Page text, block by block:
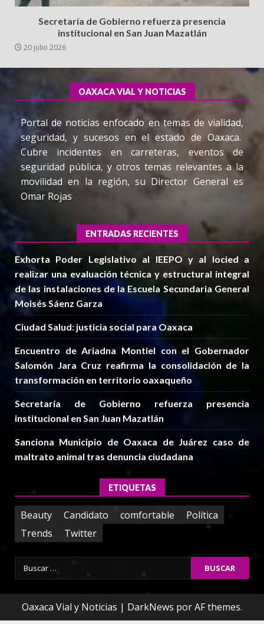
Secretaría de Gobierno refuerza presencia
institucional en San Juan Mazatlán
20 julio 2026
OAXACA VIAL Y NOTICIAS
Portal de noticias enfocado en temas de vialidad,
seguridad, y sucesos en el estado de Oaxaca.
Cubre incidentes en carreteras, eventos de
seguridad pública, y otros temas relevantes a la
movilidad en la región, su Director General es
Omar Rojas
ENTRADAS RECIENTES
Exhorta Poder Legislativo al IEEPO y al Iocied a
realizar una evaluación técnica y estructural integral
de las instalaciones de la Escuela Secundaria General
Moisés Sáenz Garza
Ciudad Salud: justicia social para Oaxaca
Encuentro de Ariadna Montiel con el Gobernador
Salomón Jara Cruz reafirma la consolidación de la
transformación en territorio oaxaqueño
Secretaría de Gobierno refuerza presencia
institucional en San Juan Mazatlán
Sanciona Municipio de Oaxaca de Juárez caso de
maltrato animal tras denuncia ciudadana
ETIQUETAS
Beauty Candidato comfortable
Política
Trends
Twitter
Buscar:
Oaxaca Vial y Noticias | DarkNews por AF themes.